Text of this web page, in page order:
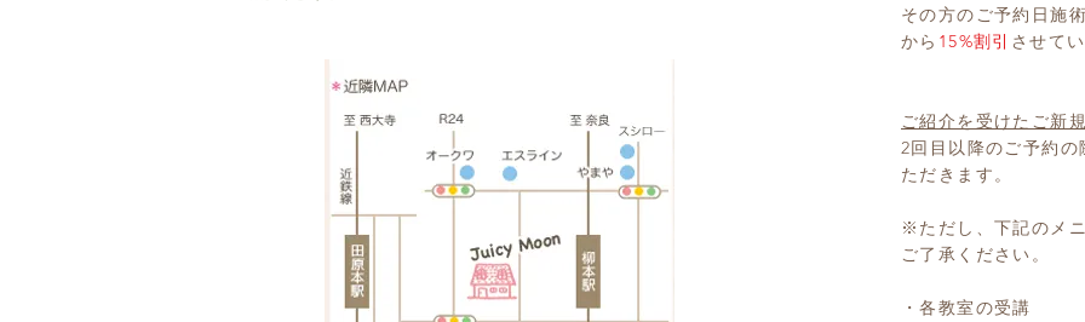
その方のご予約日施
から 15%割引 させて
ご紹介を受けたご新
2回目以降のご予約
ただきます。
※ただし、下記のメ
ご了承ください。
・各教室の受講